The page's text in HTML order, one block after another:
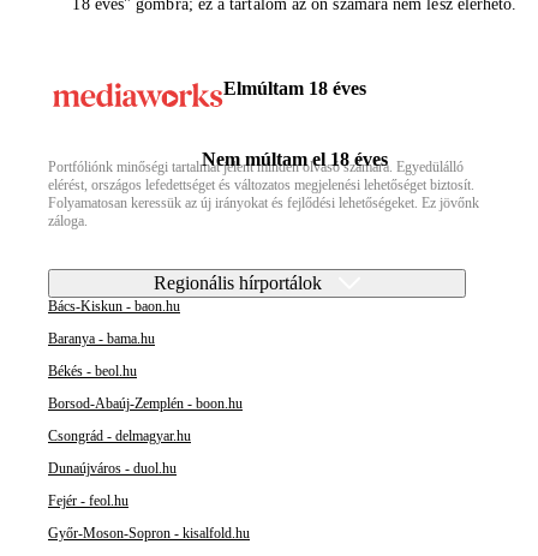
18 éves" gombra; ez a tartalom az ön számára nem lesz elérhető.
Elmúltam 18 éves
Nem múltam el 18 éves
Portfóliónk minőségi tartalmat jelent minden olvasó számára. Egyedülálló
elérést, országos lefedettséget és változatos megjelenési lehetőséget biztosít.
Folyamatosan keressük az új irányokat és fejlődési lehetőségeket. Ez jövőnk
záloga.
Regionális hírportálok
Bács-Kiskun - baon.hu
Baranya - bama.hu
Békés - beol.hu
Borsod-Abaúj-Zemplén - boon.hu
Csongrád - delmagyar.hu
Dunaújváros - duol.hu
Fejér - feol.hu
Győr-Moson-Sopron - kisalfold.hu